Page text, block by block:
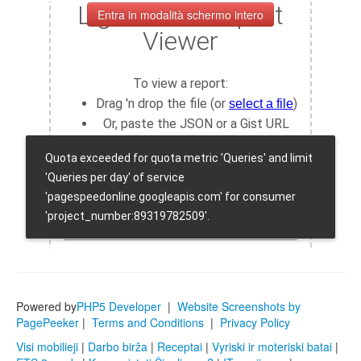
Entra in modalità schermo intero
Powered byPHP5 Developer | Website Screenshots by
PagePeeker | Terms and Conditions | Privacy Policy
Visi mobilieji | Darbo birža | Receptai | Vyriski ir moteriski batai |